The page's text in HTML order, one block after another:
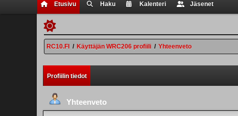
Etusivu Haku Kalenteri Jäsenet
RC10.FI / Käyttäjän WRC206 profiili / Yhteenveto
Profiilin tiedot
Yhteenveto